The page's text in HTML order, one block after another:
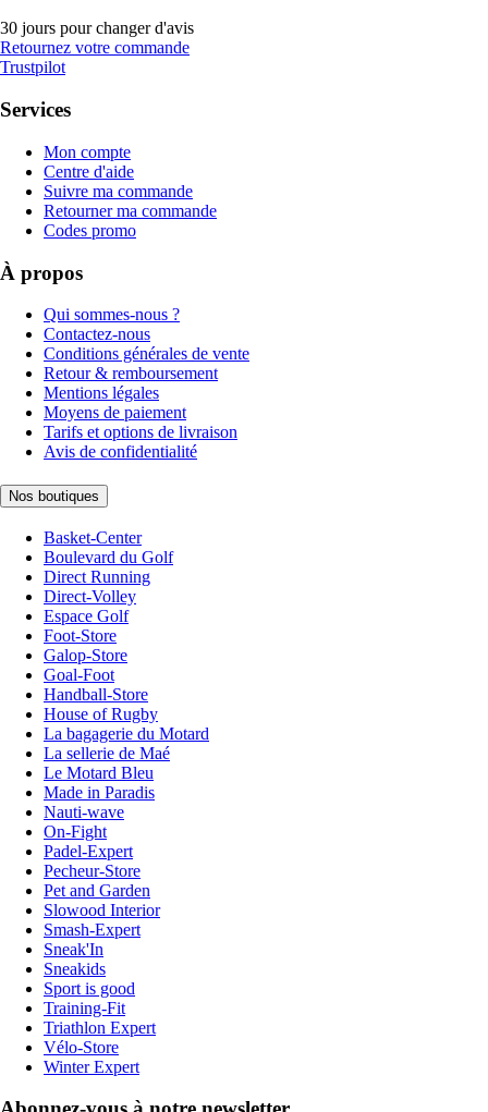
30 jours pour changer d'avis
Retournez votre commande
Trustpilot
Services
Mon compte
Centre d'aide
Suivre ma commande
Retourner ma commande
Codes promo
À propos
Qui sommes-nous ?
Contactez-nous
Conditions générales de vente
Retour & remboursement
Mentions légales
Moyens de paiement
Tarifs et options de livraison
Avis de confidentialité
Nos boutiques
Basket-Center
Boulevard du Golf
Direct Running
Direct-Volley
Espace Golf
Foot-Store
Galop-Store
Goal-Foot
Handball-Store
House of Rugby
La bagagerie du Motard
La sellerie de Maé
Le Motard Bleu
Made in Paradis
Nauti-wave
On-Fight
Padel-Expert
Pecheur-Store
Pet and Garden
Slowood Interior
Smash-Expert
Sneak'In
Sneakids
Sport is good
Training-Fit
Triathlon Expert
Vélo-Store
Winter Expert